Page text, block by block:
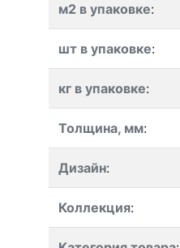
м2 в упаковке:
шт в упаковке:
кг в упаковке:
Толщина, мм:
Дизайн:
Коллекция: